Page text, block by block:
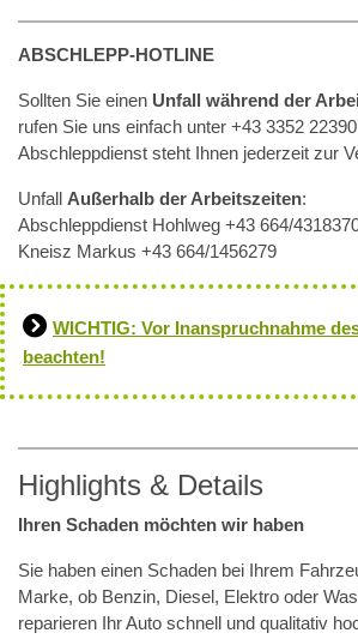
ABSCHLEPP-HOTLINE
Sollten Sie einen Unfall während der
rufen Sie uns einfach unter +43 3352
Abschleppdienst steht Ihnen jederzeit zur
Unfall Außerhalb der Arbeitszeiten:
Abschleppdienst Hohlweg +43 664/
Kneisz Markus +43 664/1456279
WICHTIG: Vor Inanspruchnahme
beachten!
Highlights & Details
Ihren Schaden möchten wir haben
Sie haben einen Schaden bei Ihrem
Marke, ob Benzin, Diesel, Elektro oder
reparieren Ihr Auto schnell und qualitativ